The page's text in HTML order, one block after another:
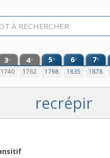
3e
1740
4e
1762
5e
1798
6e
1835
7e
1878
recrépir